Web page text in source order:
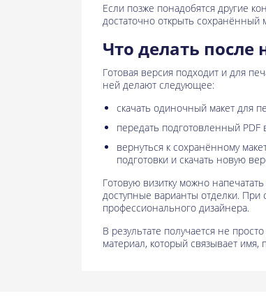
Если позже понадобятся другие
достаточно открыть
Что делать после
Готовая версия подходит и для
ней делают следующее:
скачать одиночный макет для
передать подготовленный
вернуться к сохранённому
подготовки и скачать новую
Готовую визитку можно
доступные варианты отделки.
профессионального дизайнера.
В результате получается не
материал, который связывает